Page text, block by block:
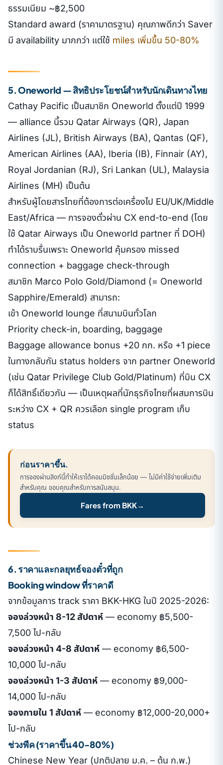
ธรรมเนียม ~฿2,500
Standard award (ราคามาตรฐาน) คุณภาพดีกว่า Saver
มี availability มากกว่า แต่ใช้ miles เพิ่มขึ้น 50-80%
5. Oneworld — สิทธิประโยชน์สำหรับนักเดินทางไทย
Cathay Pacific เป็นสมาชิก Oneworld ตั้งแต่ปี 1999
— alliance นี้รวม Qatar Airways (QR), Japan
Airlines (JL), British Airways (BA), Qantas (QF),
American Airlines (AA), Iberia (IB), Finnair (AY),
Royal Jordanian (RJ), Sri Lankan (UL), Malaysia
Airlines (MH) เป็นต้น
สำหรับผู้โดยสารไทยที่ต้องการต่อเครื่องไป EU/UK/Middle
East/Africa — การจองตั๋วผ่าน CX end-to-end (โดย
ใช้ Qatar Airways เป็น Oneworld partner ที่ DOH)
ทำได้ราบรื่นเพราะ Oneworld คุ้มครอง missed
connection + baggage check-through
สมาชิก Marco Polo Gold/Diamond (= Oneworld
Sapphire/Emerald) สามารถ:
เข้า Oneworld lounge ที่สนามบินทั่วโลก
Priority check-in, boarding, baggage
Baggage allowance bonus +20 กก. หรือ +1 piece
ในทางกลับกัน status holders จาก partner Oneworld
(เช่น Qatar Privilege Club Gold/Platinum) ที่บิน CX
ก็ได้สิทธิ์เดียวกัน — เป็นเหตุผลที่นักธุรกิจไทยที่ผสมการบิน
ระหว่าง CX + QR ควรเลือก single program เก็บ
status
ก่อนราคาขึ้น.
การจองผ่านลิงก์นี้ทำให้เราได้คอมมิชชั่นเล็กน้อย — ไม่มีค่าใช้จ่ายเพิ่มเติม
สำหรับคุณ ขอบคุณสำหรับการสนับสนุน.
Fares from BKK→
6. ราคาและกลยุทธ์จองตั๋วที่ถูก
Booking window ที่ราคาดี
จากข้อมูลการ track ราคา BKK-HKG ในปี 2025-2026:
จองล่วงหน้า 8-12 สัปดาห์ — economy ฿5,500-
7,500 ไป-กลับ
จองล่วงหน้า 4-8 สัปดาห์ — economy ฿6,500-
10,000 ไป-กลับ
จองล่วงหน้า 1-3 สัปดาห์ — economy ฿9,000-
14,000 ไป-กลับ
จองภายใน 1 สัปดาห์ — economy ฿12,000-20,000+
ไป-กลับ
ช่วงพีค (ราคาขึ้น 40-80%)
Chinese New Year (ปกติปลาย ม.ค. – ต้น ก.พ.)